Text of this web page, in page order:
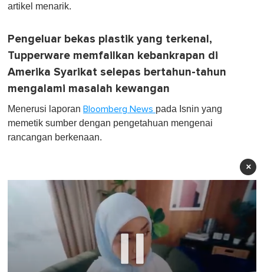
artikel menarik.
Pengeluar bekas plastik yang terkenal,
Tupperware memfailkan kebankrapan di
Amerika Syarikat selepas bertahun-tahun
mengalami masalah kewangan
Menerusi laporan Bloomberg News pada Isnin yang
memetik sumber dengan pengetahuan mengenai
rancangan berkenaan.
×